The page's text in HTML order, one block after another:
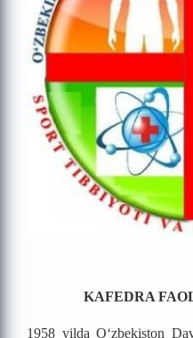
KAFEDRA
1958 yilda O‘zbekiston